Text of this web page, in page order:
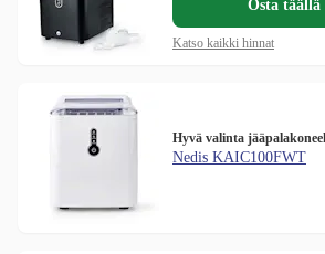
Osta täällä
Katso kaikki hinnat
Hyvä valinta
Nedis KAIC100FWT